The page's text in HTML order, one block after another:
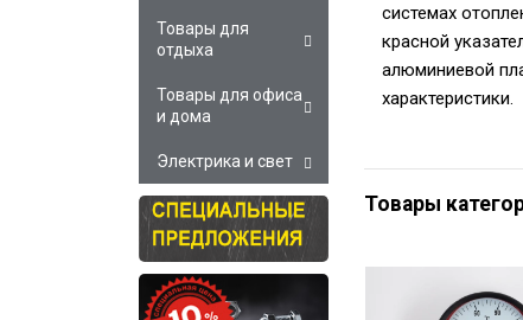
системах
красной
алюминиевой
характеристики.
Товары
Товары для
отдыха
Товары для офиса
и дома
Электрика и свет